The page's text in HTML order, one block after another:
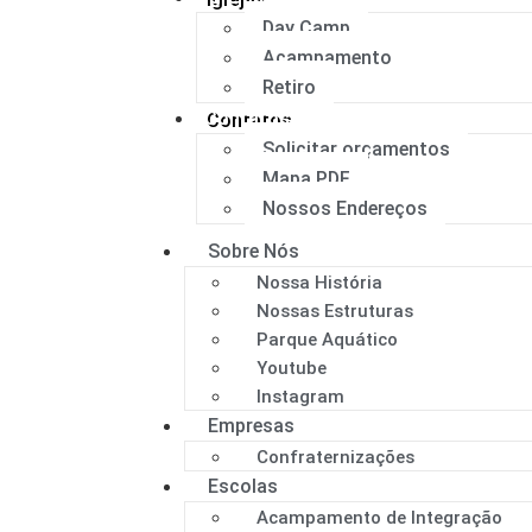
Day Camp
Acampamento
Retiro
Contatos
Solicitar orçamentos
Mapa PDF
Nossos Endereços
Sobre Nós
Nossa História
Nossas Estruturas
Parque Aquático
Youtube
Instagram
Empresas
Confraternizações
Escolas
Acampamento de Integração